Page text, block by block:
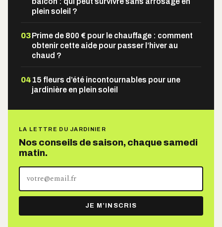
plein soleil ?
03Prime de 800 € pour le chauffage : comment
obtenir cette aide pour passer l’hiver au
chaud ?
04 15 fleurs d’été incontournables pour une
jardinière en plein soleil
LA LETTRE DU JARDINIER
Nos conseils de saison, chaque samedi
matin.
Votre
adresse
e-
mail
JE M’INSCRIS